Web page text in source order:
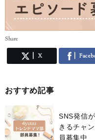
https://www.youtube.com/
TIKTOK：naritok100
Share
X
おすすめ記事
SNS発信
きるチャ
員募集中